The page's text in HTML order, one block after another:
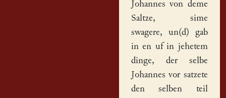
Johannes von deme
Saltze, sime
swagere, un(d) gab
in en uf in jehetem
dinge, der selbe
Johannes vor satzete
den selben teil